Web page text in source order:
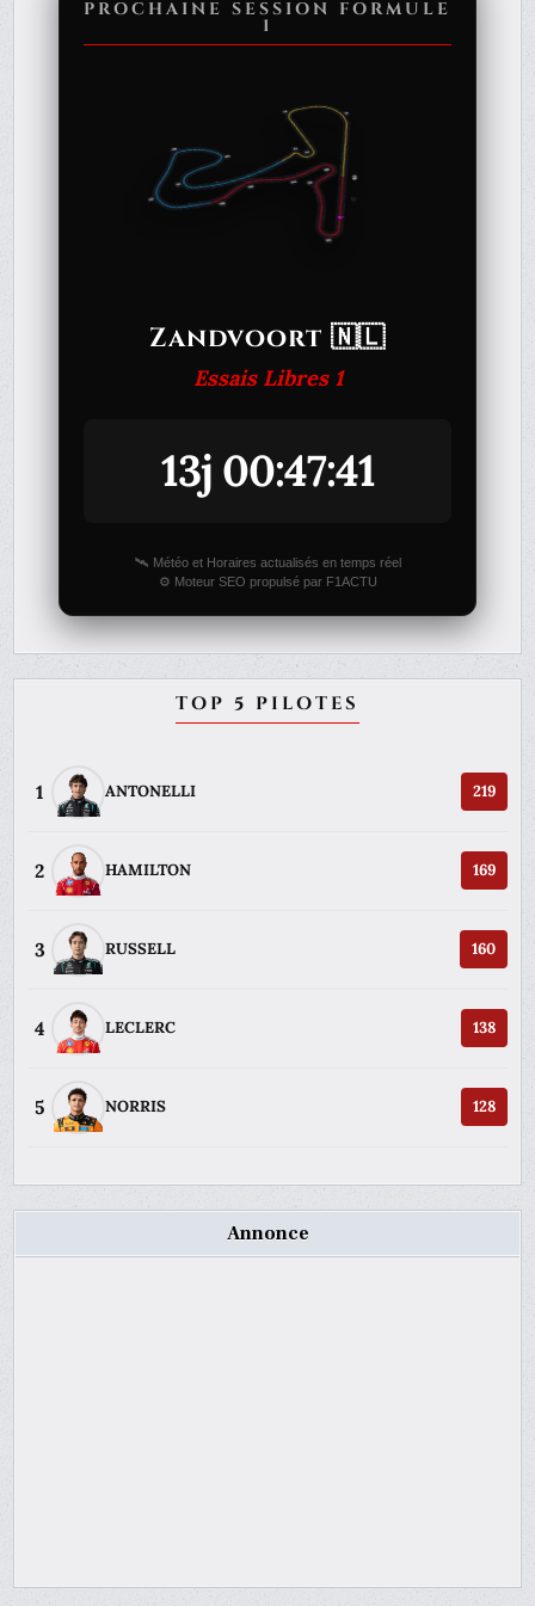
PROCHAINE SESSION FORMULE
1
Zandvoort 🇳🇱
Essais Libres 1
13j 00:47:41
🛰️ Météo et Horaires actualisés en temps réel
⚙️ Moteur SEO propulsé par F1ACTU
TOP 5 PILOTES
1 ANTONELLI 219
2 HAMILTON 169
3 RUSSELL 160
4 LECLERC 138
5 NORRIS 128
Annonce